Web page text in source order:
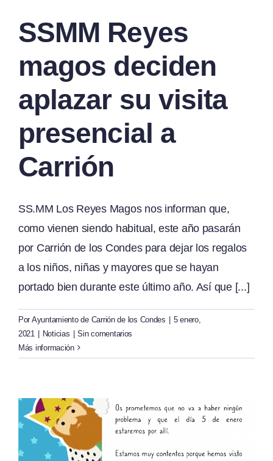
SSMM Reyes
magos deciden
aplazar su visita
presencial a
Carrión
SS.MM Los Reyes Magos nos informan que,
como vienen siendo habitual, este año pasarán
por Carrión de los Condes para dejar los regalos
a los niños, niñas y mayores que se hayan
portado bien durante este último año. Así que [...]
Por Ayuntamiento de Carrión de los Condes | 5 enero,
2021 | Noticias | Sin comentarios
Más información